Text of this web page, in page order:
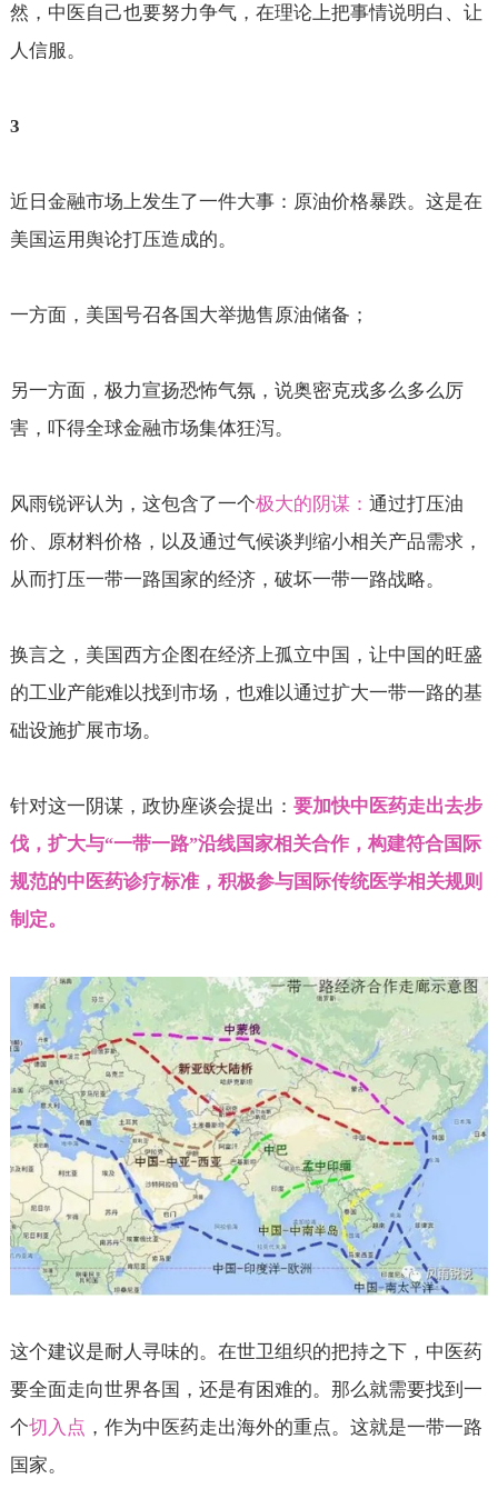
然，中医自己也要努力争气，在理论上把事情说明白、让
人信服。
3
近日金融市场上发生了一件大事：原油价格暴跌。这是在
美国运用舆论打压造成的。
一方面，美国号召各国大举抛售原油储备；
另一方面，极力宣扬恐怖气氛，说奥密克戎多么多么厉
害，吓得全球金融市场集体狂泻。
风雨锐评认为，这包含了一个极大的阴谋： 通过打压油
价、原材料价格，以及通过气候谈判缩小相关产品需求，
从而打压一带一路国家的经济，破坏一带一路战略。
换言之，美国西方企图在经济上孤立中国，让中国的旺盛
的工业产能难以找到市场，也难以通过扩大一带一路的基
础设施扩展市场。
针对这一阴谋，政协座谈会提出： 要加快中医药走出去步
伐，扩大与“一带一路”沿线国家相关合作，构建符合国际
规范的中医药诊疗标准，积极参与国际传统医学相关规则
制定。
这个建议是耐人寻味的。在世卫组织的把持之下，中医药
要全面走向世界各国，还是有困难的。那么就需要找到一
个切入点 ，作为中医药走出海外的重点。这就是一带一路
国家。